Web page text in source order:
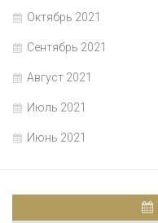
Октябрь 2021
Сентябрь 2021
Август 2021
Июль 2021
Июнь 2021